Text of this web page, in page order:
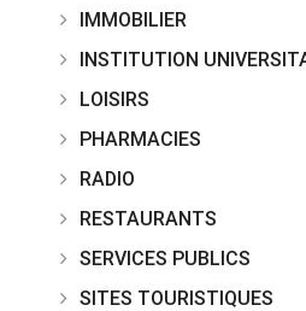
IMMOBILIER
INSTITUTION
LOISIRS
PHARMACIES
RADIO
RESTAURANTS
SERVICES PUBLICS
SITES TOURISTIQUES